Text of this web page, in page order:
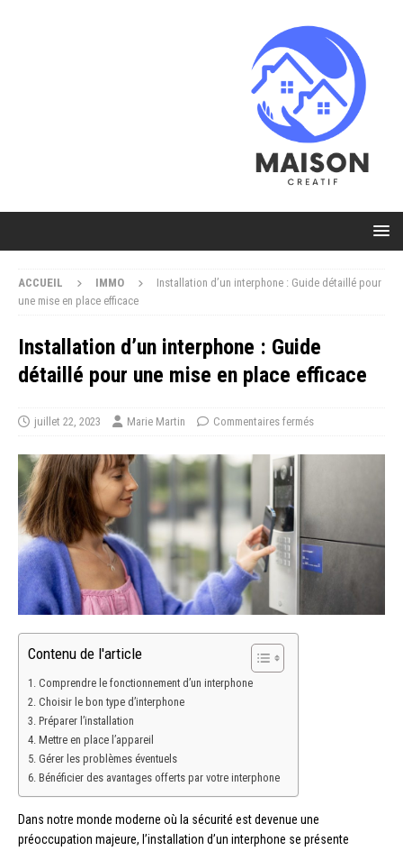
ACCUEIL IMMO
Installation d’un interphone : Guide détaillé pour
une mise en place efficace
Installation d’un interphone : Guide
détaillé pour une mise en place efficace
juillet 22, 2023 Marie Martin Commentaires fermés
Contenu de l'article
Comprendre le fonctionnement d’un interphone
Choisir le bon type d’interphone
Préparer l’installation
Mettre en place l’appareil
Gérer les problèmes éventuels
Bénéficier des avantages offerts par votre interphone
Dans notre monde moderne où la sécurité est devenue une
préoccupation majeure, l’installation d’un interphone se présente